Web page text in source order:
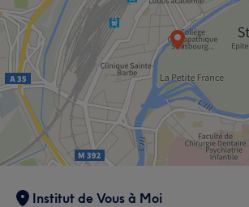
Institut de Vous à Moi